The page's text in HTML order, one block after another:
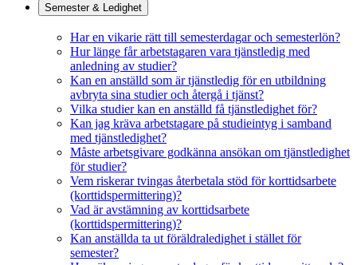
Semester & Ledighet
Har en vikarie rätt till semesterdagar och semesterlön?
Hur länge får arbetstagaren vara tjänstledig med
anledning av studier?
Kan en anställd som är tjänstledig för en utbildning
avbryta sina studier och återgå i tjänst?
Vilka studier kan en anställd få tjänstledighet för?
Kan jag kräva arbetstagare på studieintyg i samband
med tjänstledighet?
Måste arbetsgivare godkänna ansökan om tjänstledighet
för studier?
Vem riskerar tvingas återbetala stöd för korttidsarbete
(korttidspermittering)?
Vad är avstämning av korttidsarbete
(korttidspermittering)?
Kan anställda ta ut föräldraledighet i stället för
semester?